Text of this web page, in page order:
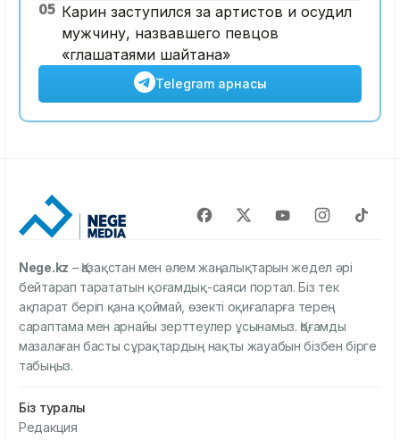
05 Карин заступился за артистов и осудил
мужчину, назвавшего певцов
«глашатаями шайтана»
Telegram арнасы
Nege.kz – Қазақстан мен әлем жаңалықтарын жедел әрі
бейтарап тарататын қоғамдық-саяси портал. Біз тек
ақпарат беріп қана қоймай, өзекті оқиғаларға терең
сараптама мен арнайы зерттеулер ұсынамыз. Қоғамды
мазалаған басты сұрақтардың нақты жауабын бізбен бірге
табыңыз.
Біз туралы
Редакция